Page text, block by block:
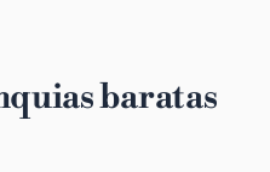
baratas